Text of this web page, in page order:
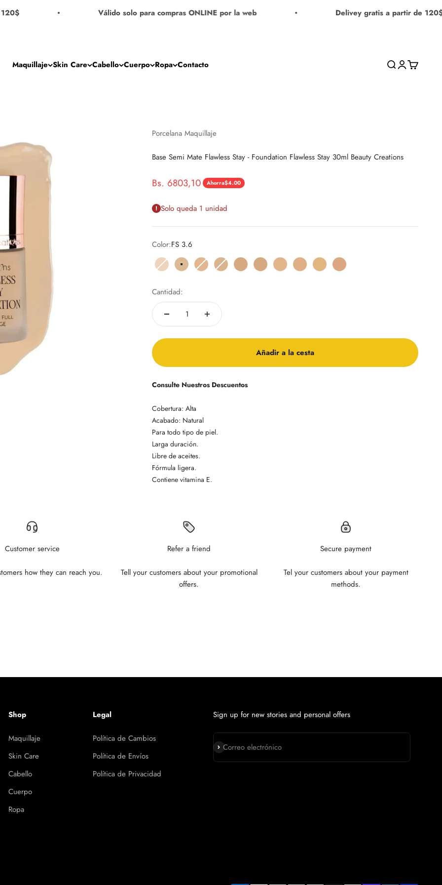
Válido solo para compras ONLINE por la web Delivey gratis a partir de 120$
Maquillaje Skin Care Cabello Cuerpo Ropa Contacto BuscarIniciar sesión
Carrito
Porcelana Maquillaje
Base Semi Mate Flawless Stay - Foundation Flawless Stay 30ml Beauty Creations
Precio de oferta
Bs. 6803,10
Precio normal
Ahorra$4.00
Solo queda 1 unidad
Color:FS 3.6
FS 2.0FS 3.6FS 4.0FS 4.6FS 5.0FS 5.5FS 6.0FS 6.5FS 7.0FS 7.5
Cantidad:
Añadir a la cesta
Consulte Nuestros Descuentos
Cobertura: Alta
Acabado: Natural
Para todo tipo de piel.
Larga duración.
Libre de aceites.
Fórmula ligera.
Contiene vitamina E.
Customer service
how they can reach you.
Refer a friend
Tell your customers about your promotional
offers.
Secure payment
Tel your customers about your payment
methods.
Shop
Maquillaje
Skin Care
Cabello
Cuerpo
Ropa
Legal
Política de Cambios
Política de Envíos
Política de Privacidad
Sign up for new stories and personal offers
Correo electrónico
Suscribirse